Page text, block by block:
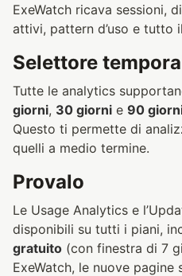
ExeWatch ricava sessioni,
attivi, pattern d’uso e tutto
Selettore
Tutte le analytics
giorni, 30 giorni e 90
Questo ti permette di
quelli a medio termine.
Provalo
Le Usage Analytics e
disponibili su tutti i piani,
gratuito (con finestra di 7
ExeWatch, le nuove